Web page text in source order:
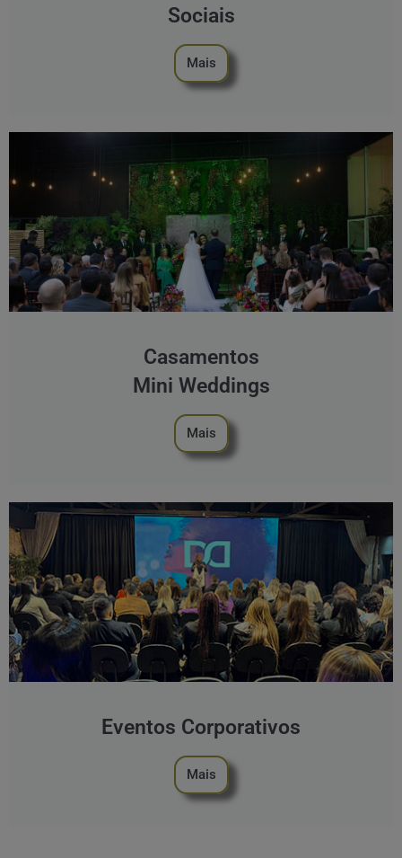
Sociais
Mais
Casamentos
Mini Weddings
Mais
Eventos Corporativos
Mais